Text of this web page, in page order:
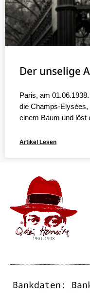
Der unselige
Paris, am
die Champs-Elysées,
einem Baum und löst
Artikel Lesen
Bankdaten: